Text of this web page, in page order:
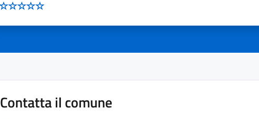
Contatta il comune